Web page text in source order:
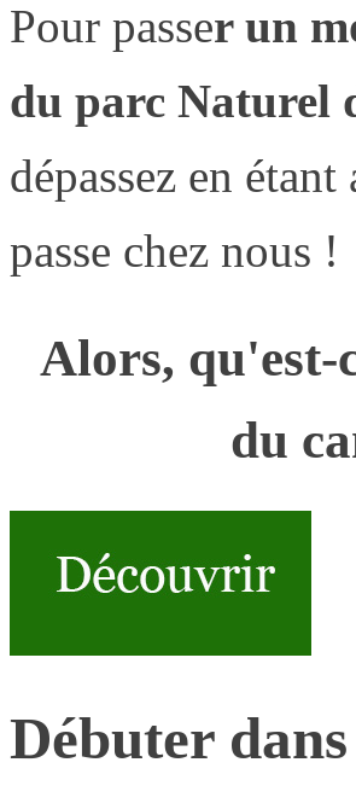
Pour passer un
du parc Naturel
dépassez en
passe chez nous !
Alors, qu'est-
du
Débuter